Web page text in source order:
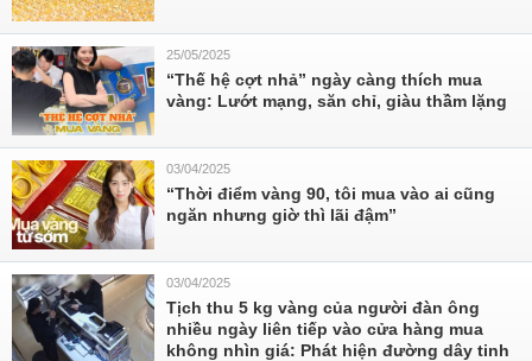
25/05/2025
“Thế hệ cợt nhả” ngày càng thích mua
vàng: Lướt mạng, săn chỉ, giàu thầm lặng
03/04/2025
“Thời điểm vàng 90, tôi mua vào ai cũng
ngăn nhưng giờ thì lãi đậm”
03/04/2025
Tịch thu 5 kg vàng của người đàn ông
nhiều ngày liên tiếp vào cửa hàng mua
không nhìn giá: Phát hiện đường dây tinh